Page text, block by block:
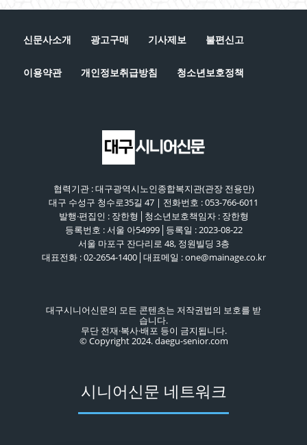
신문사소개 광고구매 기사제보 불편신고
이용약관 개인정보취급방침 청소년보호정책
협력기관 : 대구광역시노인종합복지관(관장 전용만)
대구 수성구 청수로35길 47 | 전화번호 : 053-766-6011
발행·편집인 : 장한형│청소년보호책임자 : 장한형
등록번호 : 서울 아54999│등록일 : 2023-08-22
서울 마포구 잔다리로 48, 정원빌딩 3층
대표전화 : 02-2654-1400│대표메일 : one@mainage.co.kr
대구시니어신문의 모든 콘텐츠는 저작권법의 보호를 받
습니다.
무단 전재·복사·배포 등이 금지됩니다.
© Copyright 2024. daegu-senior.com
시니어신문 네트워크